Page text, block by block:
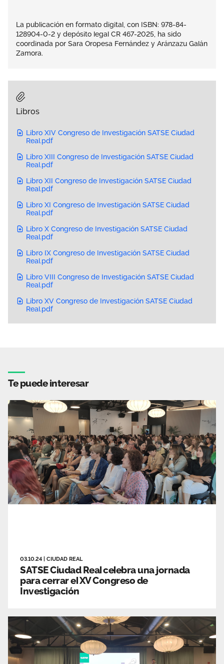
La publicación en formato digital, con ISBN: 978-84-
128904-0-2 y depósito legal CR 467-2025, ha sido
coordinada por Sara Oropesa Fernández y Aránzazu Galán
Zamora.
Libros
Libro XIV Congreso de Investigación SATSE Ciudad
Real.pdf
Libro XIII Congreso de Investigación SATSE Ciudad
Real.pdf
Libro XII Congreso de Investigación SATSE Ciudad
Real.pdf
Libro XI Congreso de Investigación SATSE Ciudad
Real.pdf
Libro X Congreso de Investigación SATSE Ciudad
Real.pdf
Libro IX Congreso de Investigación SATSE Ciudad
Real.pdf
Libro VIII Congreso de Investigación SATSE Ciudad
Real.pdf
Libro XV Congreso de Investigación SATSE Ciudad
Real.pdf
Te puede interesar
03.10.24 CIUDAD REAL
SATSE Ciudad Real celebra una jornada
para cerrar el XV Congreso de
Investigación